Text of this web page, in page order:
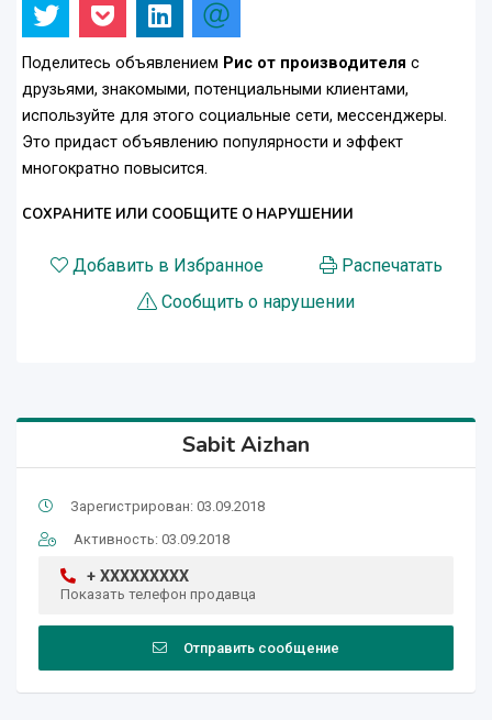
Поделитесь объявлением Рис от производителя с
друзьями, знакомыми, потенциальными клиентами,
используйте для этого социальные сети, мессенджеры.
Это придаст объявлению популярности и эффект
многократно повысится.
СОХРАНИТЕ ИЛИ СООБЩИТЕ О НАРУШЕНИИ
Добавить в Избранное
Распечатать
Сообщить о нарушении
Sabit Aizhan
Зарегистрирован: 03.09.2018
Активность: 03.09.2018
+ XXXXXXXXX
Показать телефон продавца
Отправить сообщение